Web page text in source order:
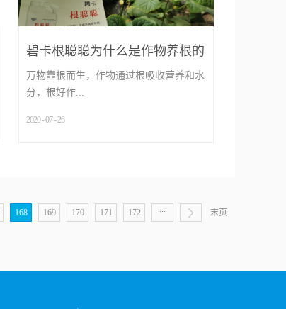
碧卡根聪聪为什么是作物养根的
关键肥
万物靠根而生，作物通过根吸收营养和水
分，根好作...
2020-07-26
168 169 170 171 172 ... 末页